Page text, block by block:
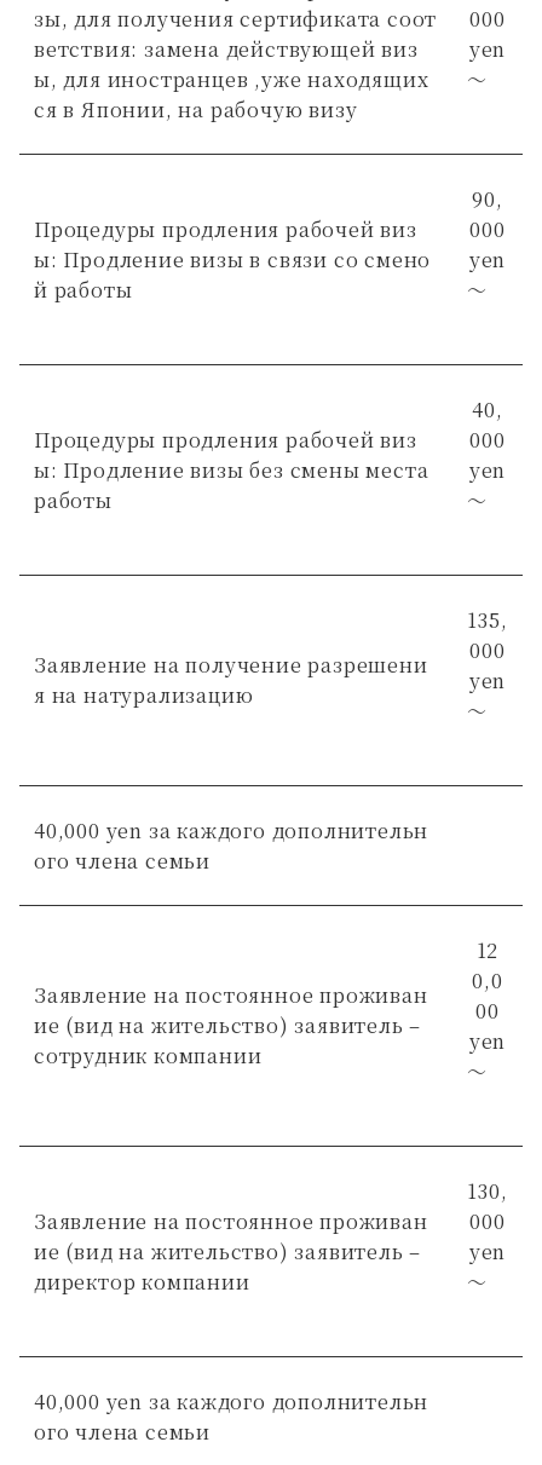
зы, для получения сертификата соот
ветствия: замена действующей виз
ы, для иностранцев ,уже находящих
ся в Японии, на рабочую визу
000
yen
～
Процедуры продления рабочей виз
ы: Продление визы в связи со смено
й работы
90,
000
yen
～
Процедуры продления рабочей виз
ы: Продление визы без смены места
работы
40,
000
yen
～
Заявление на получение разрешени
я на натурализацию
135,
000
yen
～
40,000 yen за каждого дополнительн
ого члена семьи
Заявление на постоянное проживан
ие (вид на жительство) заявитель –
сотрудник компании
12
0,0
00
yen
～
Заявление на постоянное проживан
ие (вид на жительство) заявитель –
директор компании
130,
000
yen
～
40,000 yen за каждого дополнительн
ого члена семьи